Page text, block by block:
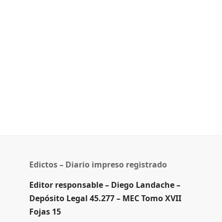
Edictos – Diario impreso registrado
Editor responsable – Diego Landache –
Depósito Legal 45.277 – MEC Tomo XVII
Fojas 15